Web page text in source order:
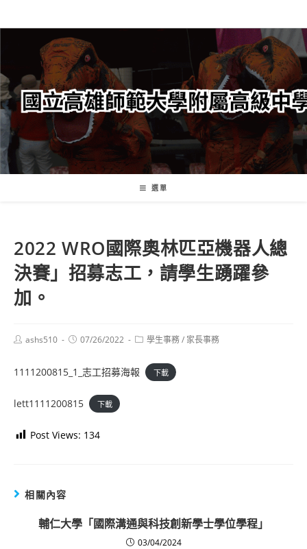
轉
要
內
容
選單
2022 WRO國際奧林匹亞機器人總
決賽」招募志工，請學生踴躍參
加。
Postashs510
Post07/26/2022
Post學生事務/ 家長事務
1111200815_1_志工招募海報 下載
lett1111200815 下載
Post Views: 134
相關內容
輔仁大學「國際溝通與科技創新學士學位學程」
03/04/2024